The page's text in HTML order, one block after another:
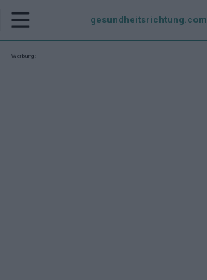
gesundheitsrichtung.com
Werbung: